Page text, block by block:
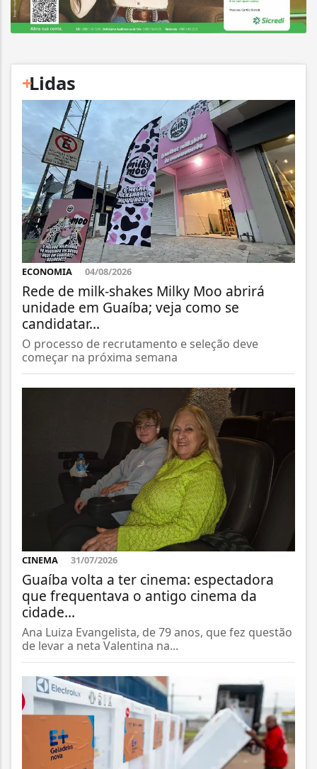
+
Lidas
ECONOMIA 04/08/2026
Rede de milk-shakes Milky Moo abrirá
unidade em Guaíba; veja como se
candidatar...
O processo de recrutamento e seleção deve
começar na próxima semana
CINEMA 31/07/2026
Guaíba volta a ter cinema: espectadora
que frequentava o antigo cinema da
cidade...
Ana Luiza Evangelista, de 79 anos, que fez questão
de levar a neta Valentina na...